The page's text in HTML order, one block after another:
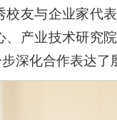
友与企业家代
产业技术研究
深化合作表达了